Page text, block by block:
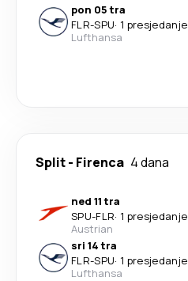
pon 05 tra
FLR-SPU· 1 presjedanje
Lufthansa
Split- Firenca 4 dana
ned 11 tra
SPU-FLR· 1 presjedanje
Austrian
sri 14 tra
FLR-SPU· 1 presjedanje
Lufthansa